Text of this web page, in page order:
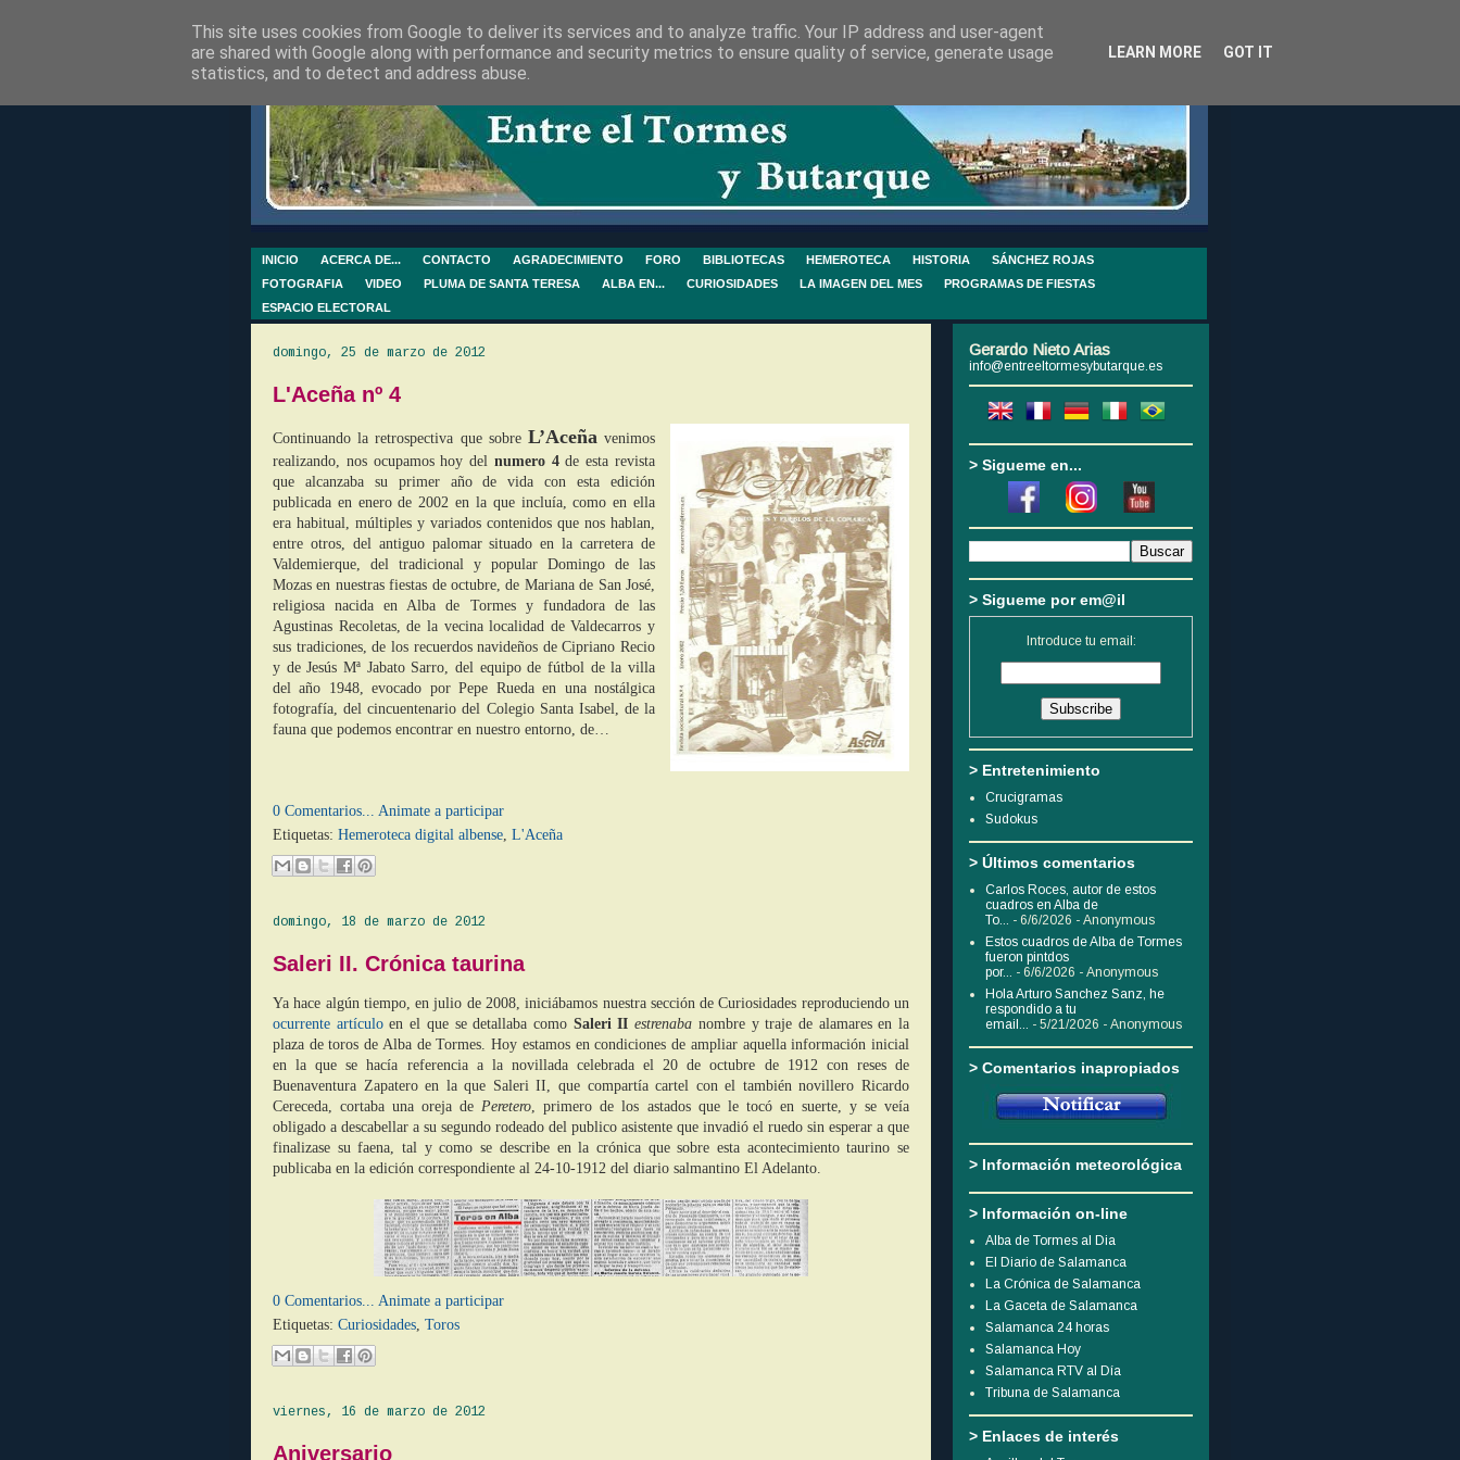
INICIO ACERCA DE... CONTACTO AGRADECIMIENTO FORO BIBLIOTECAS HEMEROTECA HISTORIA
SÁNCHEZ ROJAS
FOTOGRAFIA
VIDEO PLUMA DE SANTA TERESA ALBA EN... CURIOSIDADES LA IMAGEN DEL MES
PROGRAMAS DE FIESTAS
ESPACIO ELECTORAL
domingo, 25 de marzo de 2012
L'Aceña nº 4
Continuando la retrospectiva que sobre L’Aceñavenimos
realizando, nos ocupamos hoy del numero 4de esta revista
que alcanzaba su primer año de vida con esta edición
publicada en enero de 2002 en la que incluía, como en ella
era habitual, múltiples y variados contenidos que nos hablan,
entre otros, del antiguo palomar situado en la carretera de
Valdemierque, del tradicional y popular Domingo de las
Mozas en nuestras fiestas de octubre, de Mariana de San José,
religiosa nacida en Alba de Tormes y fundadora de las
Agustinas Recoletas, de la vecina localidad de Valdecarros y
sus tradiciones, de los recuerdos navideños de Cipriano Recio
y de Jesús Mª Jabato Sarro, del equipo de fútbol de la villa
del año 1948, evocado por Pepe Rueda en una nostálgica
fotografía, del cincuentenario del Colegio Santa Isabel, de la
fauna que podemos encontrar en nuestro entorno, de…
0 Comentarios... Animate a participar
Etiquetas: Hemeroteca digital albense, L'Aceña
domingo, 18 de marzo de 2012
Saleri II. Crónica taurina
Ya hace algún tiempo, en julio de 2008, iniciábamos nuestra sección de Curiosidades reproduciendo un
ocurrente artículoen el que se detallaba como Saleri II estrenaba nombre y traje de alamares en la
plaza de toros de Alba de Tormes. Hoy estamos en condiciones de ampliar aquella información inicial
en la que se hacía referencia a la novillada celebrada el 20 de octubre de 1912 con reses de
Buenaventura Zapatero en la que Saleri II, que compartía cartel con el también novillero Ricardo
Cereceda, cortaba una oreja dePeretero, primero de los astados que le tocó en suerte, y se veía
obligado a descabellar a su segundo rodeado del publico asistente que invadió el ruedo sin esperar a que
finalizase su faena, tal y como se describe en la crónica que sobre esta acontecimiento taurino se
publicaba en la edición correspondiente al 24-10-1912 del diario salmantino El Adelanto.
0 Comentarios... Animate a participar
Etiquetas: Curiosidades, Toros
viernes, 16 de marzo de 2012
Aniversario
Gerardo Nieto Arias
info@entreeltormesybutarque.es
> Sigueme en...
> Sigueme por em@il
Introduce tu email:
> Entretenimiento
Crucigramas
Sudokus
> Últimos comentarios
Carlos Roces, autor de estos
cuadros en Alba de
To... - 6/6/2026 - Anonymous
Estos cuadros de Alba de Tormes
fueron pintdos
por... - 6/6/2026 - Anonymous
Hola Arturo Sanchez Sanz, he
respondido a tu
email... - 5/21/2026 - Anonymous
> Comentarios inapropiados
> Información meteorológica
> Información on-line
Alba de Tormes al Dia
El Diario de Salamanca
La Crónica de Salamanca
La Gaceta de Salamanca
Salamanca 24 horas
Salamanca Hoy
Salamanca RTV al Día
Tribuna de Salamanca
> Enlaces de interés
This site uses cookies from Google to deliver its services and to analyze traffic. Your IP address and user-agent
are shared with Google along with performance and security metrics to ensure quality of service, generate usage
statistics, and to detect and address abuse.
LEARN MORE GOT IT